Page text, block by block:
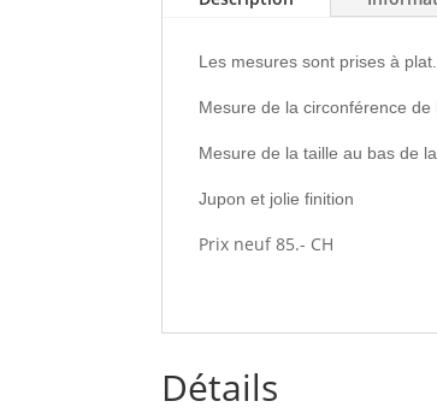
Les mesures sont prises à
Mesure de la circonférence
Mesure de la taille au bas de
Jupon et jolie finition
Prix neuf 85.- CH
Détails